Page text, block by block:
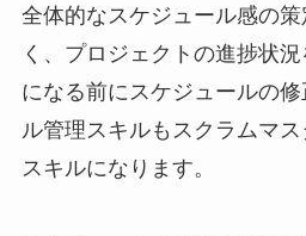
全体的なスケジュール感の
く、プロジェクトの進捗状
になる前にスケジュールの
ル管理スキルもスクラムマ
スキルになります。